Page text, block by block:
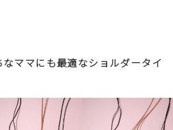
ママにも最適なショルダータイ